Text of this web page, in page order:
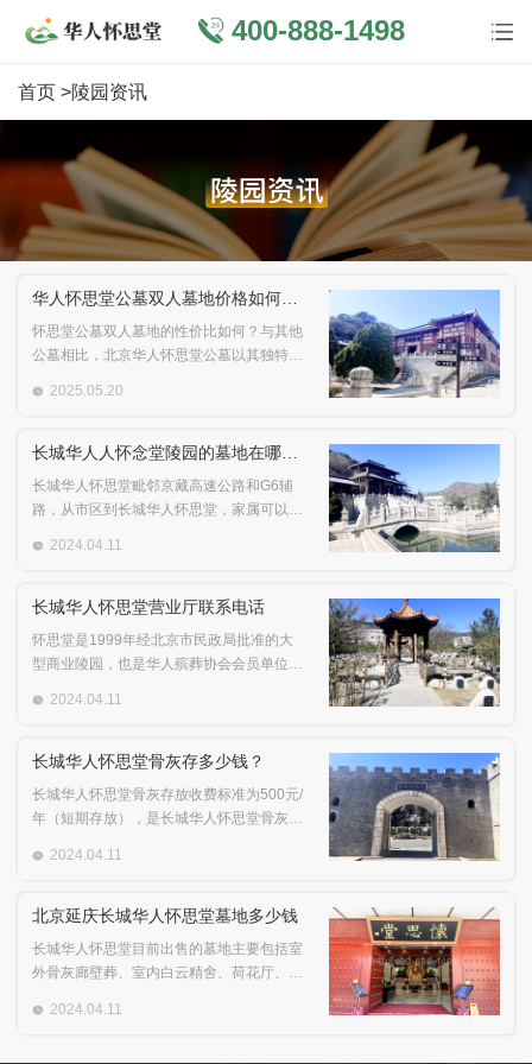
400-888-1498
首页 >陵园资讯
华人怀思堂公墓双人墓地价格如何与其他公墓比较
怀思堂公墓双人墓地的性价比如何？与其他
公墓相比，北京华人怀思堂公墓以其独特的
较高的价值。下面将深入探讨其价格、地理
并与其他公墓进行比较。
2025.05.20
长城华人人怀念堂陵园的墓地在哪里？长城华人人怀念堂墓地怎么去？有没有去长城华人人怀念堂看墓地的班车？
长城华人怀思堂毗邻京藏高速公路和G6辅
路，从市区到长城华人怀思堂，家属可以沿
到达的家庭成员可以乘公共汽车去那里。但
属下车后需要走3公里左右才能到达
2024.04.11
长城华人怀思堂营业厅联系电话
怀思堂是1999年经北京市民政局批准的大
型商业陵园，也是华人殡葬协会会员单位。
化、中华民族思想和中华民族精神为基础，
可以看出，而且园内安葬名人众多，增添了
2024.04.11
长城华人怀思堂骨灰存多少钱？
长城华人怀思堂骨灰存放收费标准为500元/
年（短期存放），是长城华人怀思堂骨灰存
主要包括莲花厅耳房、兰花厅耳房和福泽
层数以及不同的骨灰存放价格。
2024.04.11
北京延庆长城华人怀思堂墓地多少钱
长城华人怀思堂目前出售的墓地主要包括室
外骨灰廊壁葬、室内白云精舍、荷花厅、兰
墓地价格参考价格仅为5800元，性价比较
2024.04.11